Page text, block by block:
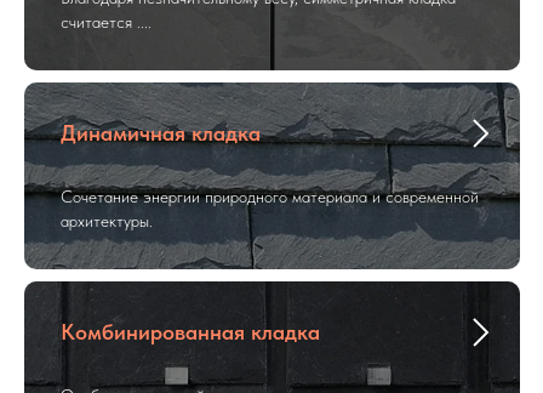
считается ....
Динамичная кладка
Сочетание энергии природного материала и современной
архитектуры.
Комбинированная кладка